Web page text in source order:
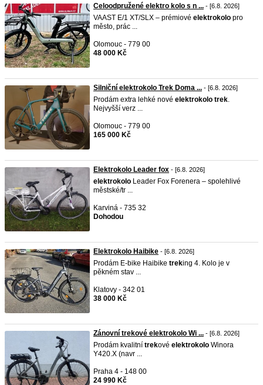
Celoodpružené elektro kolo s n ... - [6.8. 2026]
VAAST E/1 XT/SLX – prémiové elektrokolo pro
město, prác ...
Olomouc - 779 00
48 000 Kč
Silniční elektrokolo Trek Doma ... - [6.8. 2026]
Prodám extra lehké nové elektrokolo trek.
Nejvyšší verz ...
Olomouc - 779 00
165 000 Kč
Elektrokolo Leader fox - [6.8. 2026]
elektrokolo Leader Fox Forenera – spolehlivé
městské/tr ...
Karviná - 735 32
Dohodou
Elektrokolo Haibike - [6.8. 2026]
Prodám E-bike Haibike treking 4. Kolo je v
pěkném stav ...
Klatovy - 342 01
38 000 Kč
Zánovní trekové elektrokolo Wi ... - [6.8. 2026]
Prodám kvalitní trekové elektrokolo Winora
Y420.X (navr ...
Praha 4 - 148 00
24 990 Kč